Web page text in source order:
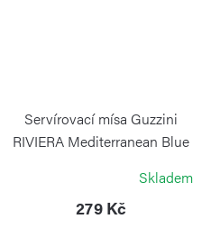
Servírovací mísa Guzzini
RIVIERA Mediterranean Blue
Skladem
279 Kč